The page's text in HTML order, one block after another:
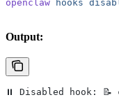
openclaw hooks
Output:
⏸ Disabled hook: 📝